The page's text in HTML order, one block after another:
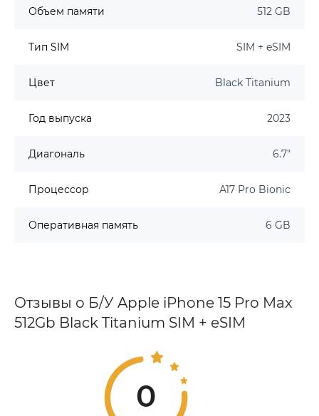
Объем памяти 512 GB
Тип SIM SIM + eSIM
Цвет Black Titanium
Год выпуска 2023
Диагональ 6.7"
Процессор A17 Pro Bionic
Оперативная память 6 GB
Отзывы о Б/У Apple iPhone 15 Pro Max
512Gb Black Titanium SIM + eSIM
0